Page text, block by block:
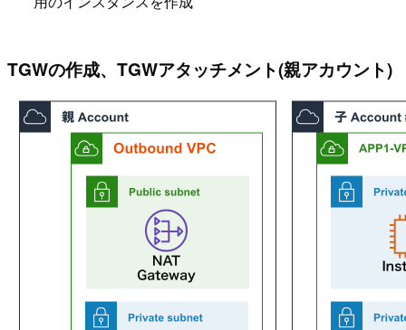
TGWの作成、TGWアタッチメント(親アカウント)